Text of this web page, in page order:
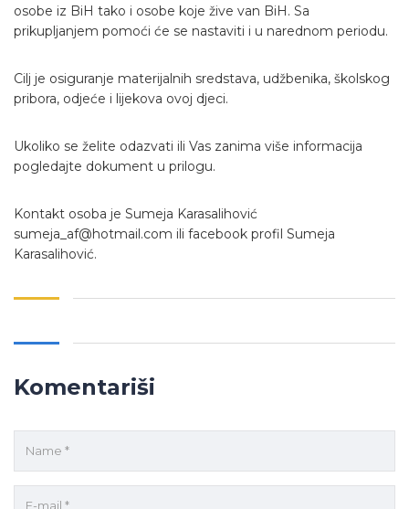
osobe iz BiH tako i osobe koje žive van BiH. Sa
prikupljanjem pomoći će se nastaviti i u narednom periodu.
Cilj je osiguranje materijalnih sredstava, udžbenika, školskog
pribora, odjeće i lijekova ovoj djeci.
Ukoliko se želite odazvati ili Vas zanima više informacija
pogledajte dokument u prilogu.
Kontakt osoba je Sumeja Karasalihović
sumeja_af@hotmail.com ili facebook profil Sumeja
Karasalihović.
Komentariši